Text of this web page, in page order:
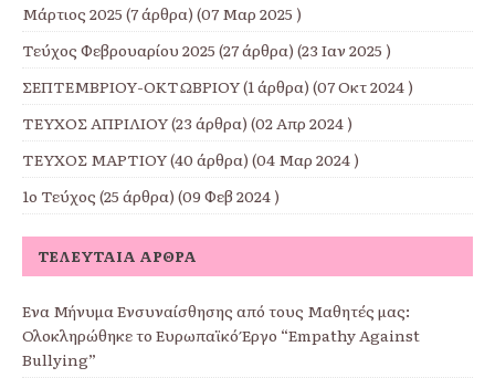
Μάρτιος 2025 (7 άρθρα) (07 Μαρ 2025 )
Τεύχος Φεβρουαρίου 2025 (27 άρθρα) (23 Ιαν 2025 )
ΣΕΠΤΕΜΒΡΙΟΥ-ΟΚΤΩΒΡΙΟΥ(1 άρθρα) (07 Οκτ 2024 )
ΤΕΥΧΟΣ ΑΠΡΙΛΙΟΥ(23 άρθρα) (02 Απρ 2024 )
ΤΕΥΧΟΣ ΜΑΡΤΙΟΥ(40 άρθρα) (04 Μαρ 2024 )
1ο Τεύχος (25 άρθρα) (09 Φεβ 2024 )
ΤΕΛΕΥΤΑΊΑ ΆΡΘΡΑ
Ένα Μήνυμα Ενσυναίσθησης από τους Μαθητές μας:
Ολοκληρώθηκε το Ευρωπαϊκό Έργο “Empathy Against
Bullying”